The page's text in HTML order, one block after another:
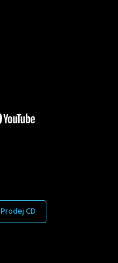
Prodej CD